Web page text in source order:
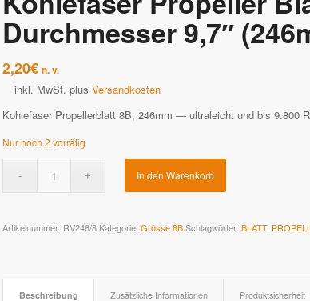
Durchmesser 9,7″
2,20€ n. v.
inkl. MwSt. plus Versandkosten
Kohlefaser Propellerblatt 8B, 246mm — ultraleicht und bis 9.800
Nur noch 2 vorrätig
In den Warenkorb
Artikelnummer: RV246/8 Kategorie: Grösse 8B Schlagwörter: BLATT,
Beschreibung Zusätzliche Informationen Produktsicherheit